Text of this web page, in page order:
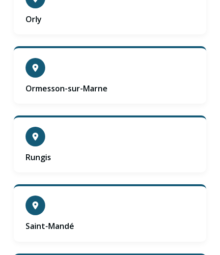
Orly
Ormesson-sur-Marne
Rungis
Saint-Mandé